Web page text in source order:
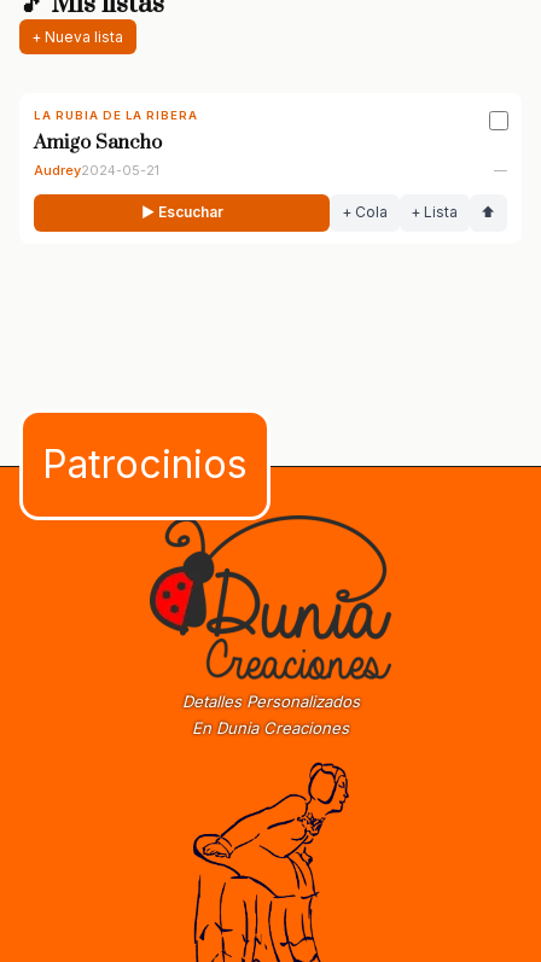
+ Nueva lista
LA RUBIA DE LA RIBERA
Amigo Sancho
Audrey2024-05-21 —
▶ Escuchar + Cola + Lista ⬆
Detalles Personalizados
En Dunia Creaciones